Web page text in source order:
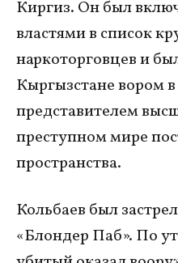
Киргиз. Он был
властями в список
наркоторговцев и
Кыргызстане вором
представителем
преступном мире
пространства.
Кольбаев был
«Блондер Паб». По